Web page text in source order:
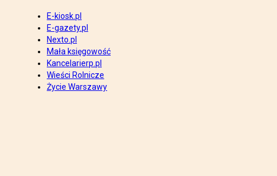
E-kiosk.pl
E-gazety.pl
Nexto.pl
Mała księgowość
Kancelarierp.pl
Wieści Rolnicze
Życie Warszawy